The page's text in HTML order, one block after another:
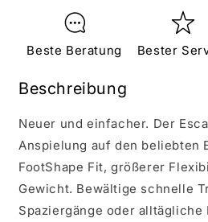
Beste Beratung Bester
Beschreibung
Neuer und einfacher. Der
Anspielung auf den beliebten
FootShape Fit, größerer
Gewicht. Bewältige schnelle
Spaziergänge oder alltägliche